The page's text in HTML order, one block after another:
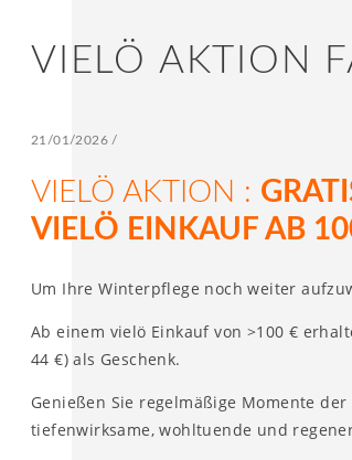
VIELÖ AKTION
21/01/2026 /
VIELÖ AKTION :
VIELÖ EINKAUF AB
Um Ihre Winterpflege noch weiter
Ab einem vielö Einkauf von >100 €
44 €) als Geschenk.
Genießen Sie regelmäßige Momente
tiefenwirksame, wohltuende und